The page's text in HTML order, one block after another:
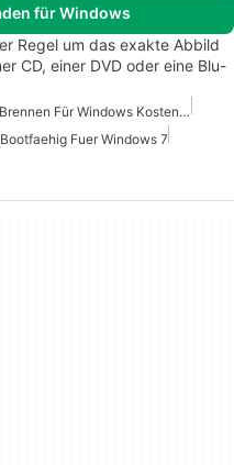
für Windows
Regel um das exakte Abbild
CD, einer DVD oder eine Blu-
Cd Dvd Brennen Für Windows Kostenlos
Fuer Windows 7